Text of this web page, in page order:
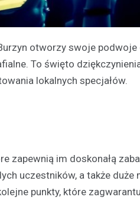
otworzy swoje
To święto
lokalnych specjałów.
im doskonałą
uczestników, a także
punkty, które